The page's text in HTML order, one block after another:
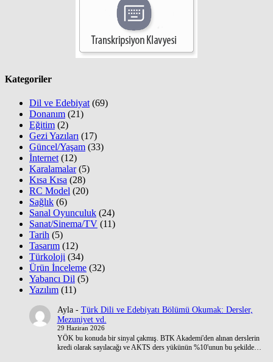
Kategoriler
Dil ve Edebiyat (69)
Donanım (21)
Eğitim (2)
Gezi Yazıları (17)
Güncel/Yaşam (33)
İnternet (12)
Karalamalar(5)
Kısa Kısa (28)
RC Model (20)
Sağlık (6)
Sanal Oyunculuk (24)
Sanat/Sinema/TV (11)
Tarih (5)
Tasarım (12)
Türkoloji (34)
Ürün İnceleme (32)
Yabancı Dil (5)
Yazılım (11)
Ayla- Türk Dili ve Edebiyatı Bölümü Okumak: Dersler,
Mezuniyet vd.
29 Haziran 2026
YÖK bu konuda bir sinyal çakmış. BTK Akademi'den alınan derslerin
kredi olarak sayılacağı ve AKTS ders yükünün %10'unun bu şekilde…